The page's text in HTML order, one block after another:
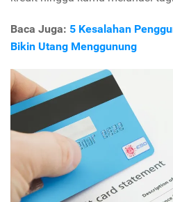
Baca Juga: 5 Kesalahan
Bikin Utang Menggunung